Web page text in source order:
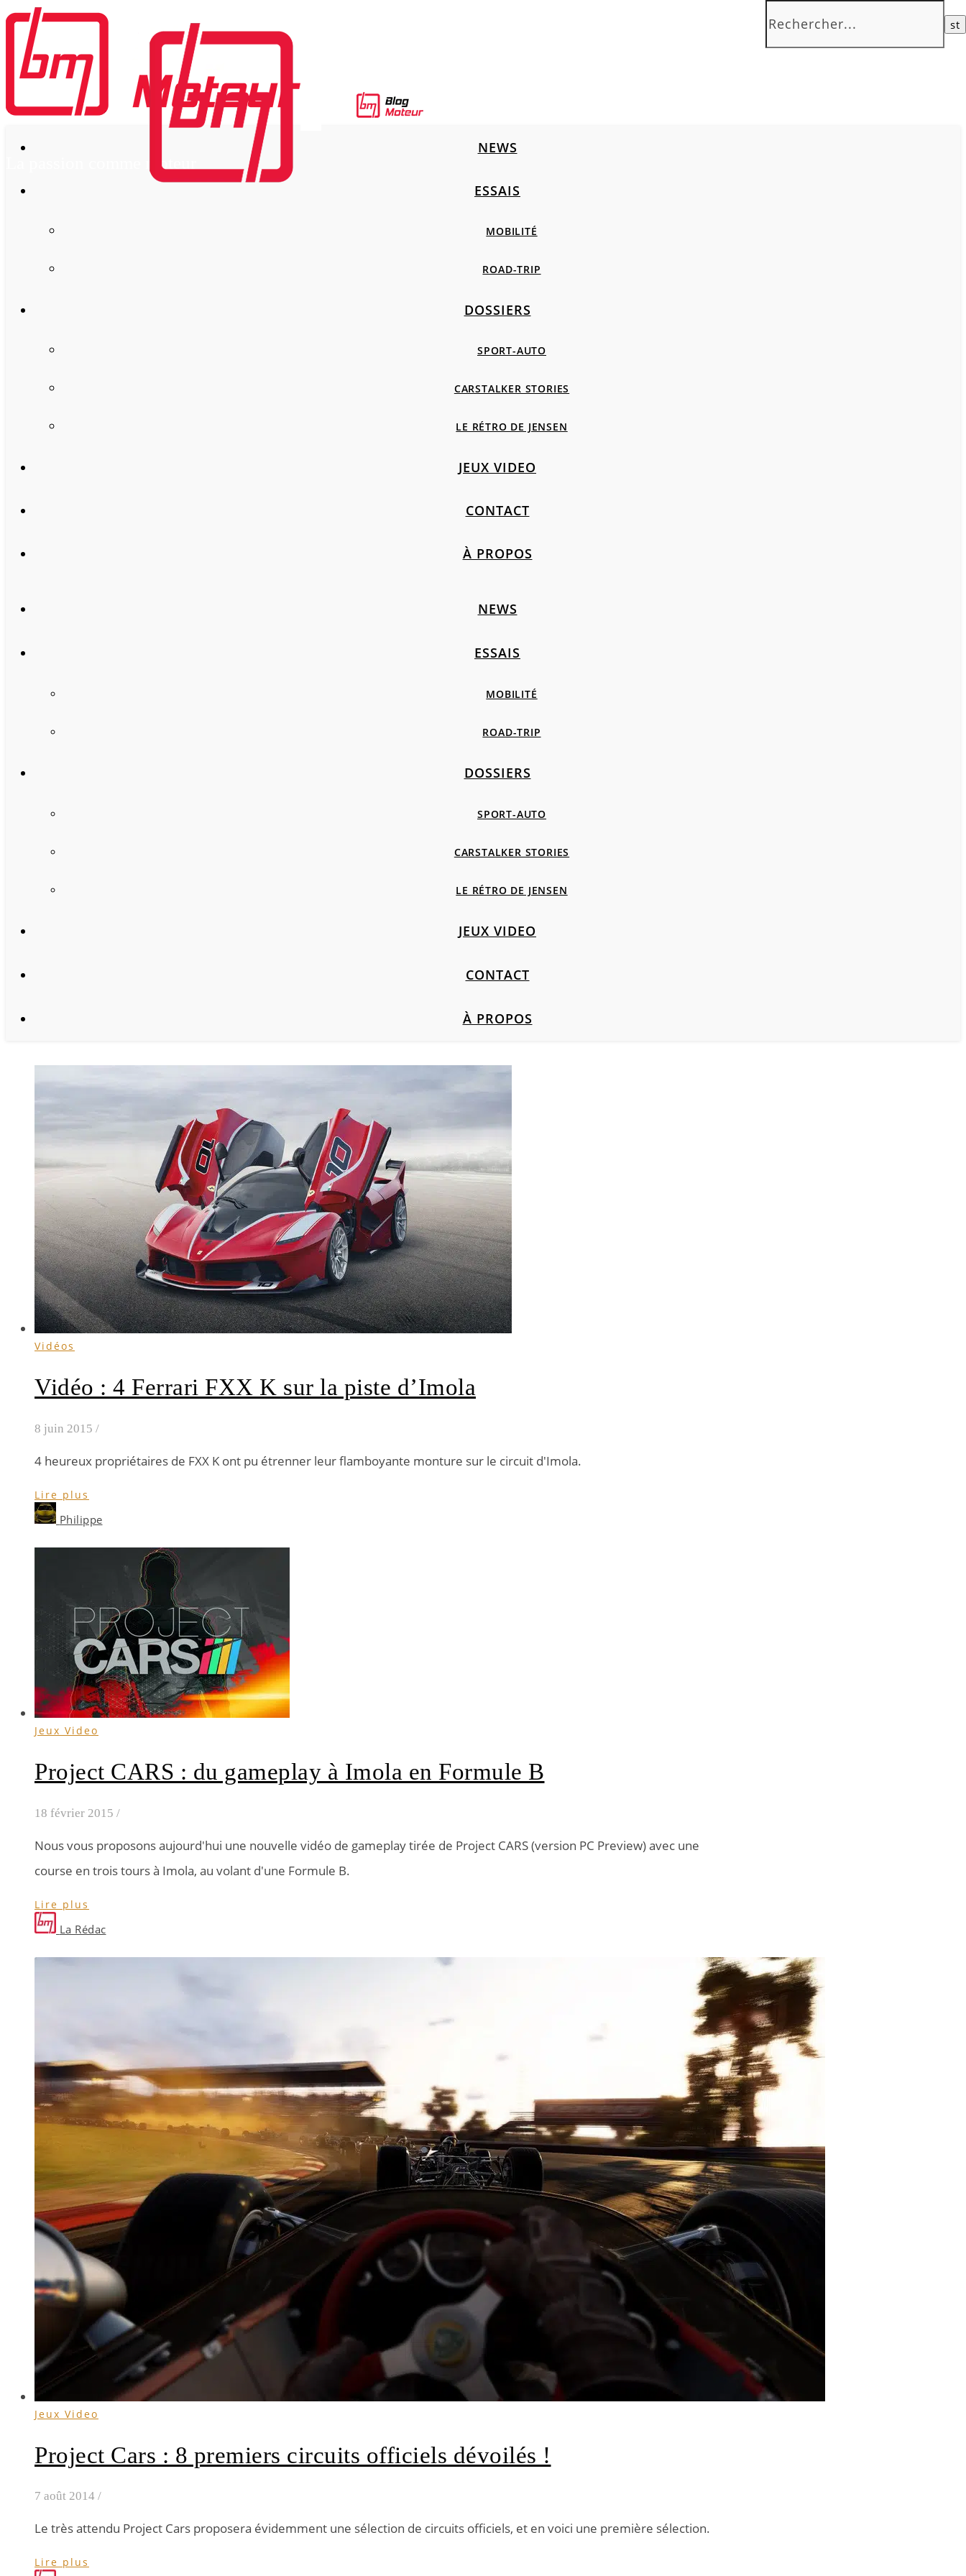
La passion comme moteur
NEWS
ESSAIS
MOBILITÉ
ROAD-TRIP
DOSSIERS
SPORT-AUTO
CARSTALKER STORIES
LE RÉTRO DE JENSEN
JEUX VIDEO
CONTACT
À PROPOS
NEWS
ESSAIS
MOBILITÉ
ROAD-TRIP
DOSSIERS
SPORT-AUTO
CARSTALKER STORIES
LE RÉTRO DE JENSEN
JEUX VIDEO
CONTACT
À PROPOS
Vidéos
Vidéo : 4 Ferrari FXX K sur la piste d’Imola
8 juin 2015 /
4 heureux propriétaires de FXX K ont pu étrenner leur flamboyante monture sur le circuit d'Imola.
Lire plus
Philippe
Jeux Video
Project CARS : du gameplay à Imola en Formule B
18 février 2015 /
Nous vous proposons aujourd'hui une nouvelle vidéo de gameplay tirée de Project CARS (version PC Preview) avec une
course en trois tours à Imola, au volant d'une Formule B.
Lire plus
La Rédac
Jeux Video
Project Cars : 8 premiers circuits officiels dévoilés !
7 août 2014 /
Le très attendu Project Cars proposera évidemment une sélection de circuits officiels, et en voici une première sélection.
Lire plus